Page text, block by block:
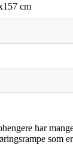
cm
har
som